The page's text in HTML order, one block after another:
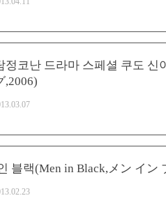
정코난 드라마 스페셜 쿠도
,2006)
블랙(Men in Black,メン イン